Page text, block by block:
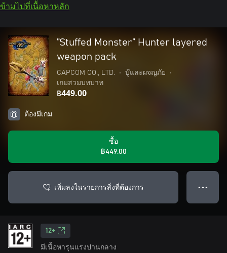
ข้ามไปที่เนื้อหาหลัก
”Stuffed Monster” Hunter layered
weapon pack
CAPCOM CO., LTD. • บู๊และผจญภัย
•
เกมสวมบทบาท
฿449.00
ต้องมีเกม
ซื้อ
฿449.00
เพิ่มลงในรายการสิ่งที่ต้องการ ● ● ●
12+
มีเนื้อหารุนแรงปานกลาง